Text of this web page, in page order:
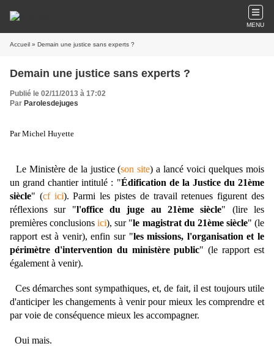
MENU
Accueil » Demain une justice sans experts ?
Demain une justice sans experts ?
Publié le 02/11/2013 à 17:02
Par Parolesdejuges
Par Michel Huyette
Le Ministère de la justice (son site) a lancé voici quelques mois
un grand chantier intitulé : "Édification de la Justice du 21ème
siècle" (cf ici). Parmi les pistes de travail retenues figurent des
réflexions sur "l'office du juge au 21ème siècle" (lire les
premières conclusionsici), sur "le magistrat du 21ème siècle" (le
rapport est à venir), enfin sur "les missions, l'organisation et le
périmètre d'intervention du ministère public" (le rapport est
également à venir).
Ces démarches sont sympathiques, et, de fait, il est toujours utile
d'anticiper les changements à venir pour mieux les comprendre et
par voie de conséquence mieux les accompagner.
Oui mais.